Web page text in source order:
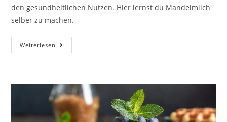
den gesundheitlichen Nutzen. Hier lernst du Mandelmilch
selber zu machen.
Weiterlesen